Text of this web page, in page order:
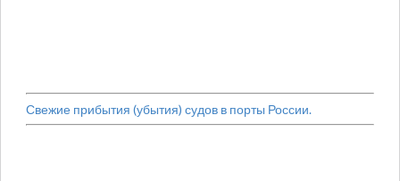
Свежие прибытия (убытия) судов в порты России.